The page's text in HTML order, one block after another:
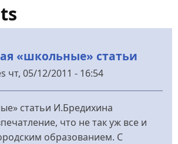
«школьные» статьи
чт, 05/12/2011 - 16:54
статьи И.Бредихина
что не так уж все и
образованием. С